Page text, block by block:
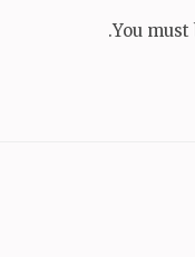
You must